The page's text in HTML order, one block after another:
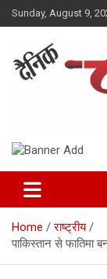
Skip
to
Sunday, August 9,
Dainik
Home
राष्ट्रीय
पाकिस्‍तान से फातिमा